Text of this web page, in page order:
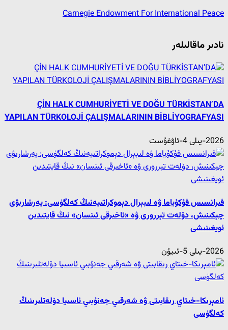
Carnegie Endowment For International Peace
نادىر ماقالىلەر
ÇİN HALK CUMHURİYETİ VE DOĞU TÜRKİSTAN’DA
YAPILAN TÜRKOLOJİ ÇALIŞMALARININ BİBLİYOGRAFYASI
2026-يىلى 4-ئاۋغۇست
فىرانسىس فۇكۇياما ۋە لىبېرال دېموكراتىيەنىڭ كەلگۈسى: يەرشارىۋى
چېكىنىش، دۆلەت تېررورى ۋە «ئاخىرقى ئىنسان» نىڭ قايتىدىن
ئويغىنىشى
2026-يىلى 5-ئىيۇن
ئامېرىكا-خىتاي رىقابىتى ۋە شەرقىي جەنۇبىي ئاسىيا دۆلەتلىرىنىڭ
كەلگۈسى